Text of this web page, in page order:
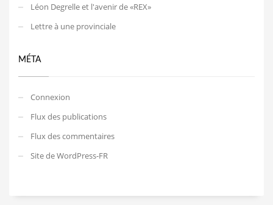
Léon Degrelle et l'avenir de «REX»
Lettre à une provinciale
MÉTA
Connexion
Flux des publications
Flux des commentaires
Site de WordPress-FR